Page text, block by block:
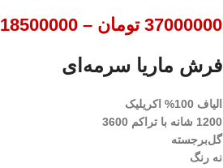
37000000 تومان –
18500000
فرش ماریا سرمه‌ای
الیاف 100% اکریلیک
1200 شانه با تراکم 3600
گل‌برجسته
نه رنگ